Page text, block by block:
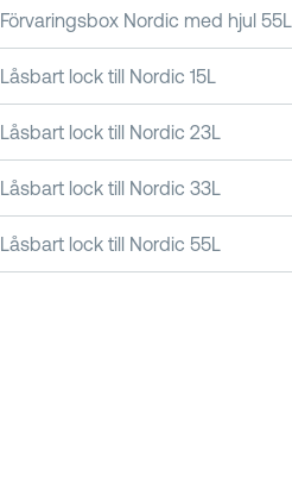
Förvaringsbox Nordic med hjul 55L
Låsbart lock till Nordic 15L
Låsbart lock till Nordic 23L
Låsbart lock till Nordic 33L
Låsbart lock till Nordic 55L